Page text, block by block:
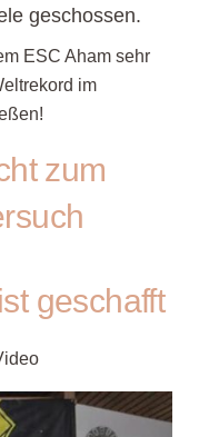
geschossen.
ESC Aham sehr
im
zum
geschafft